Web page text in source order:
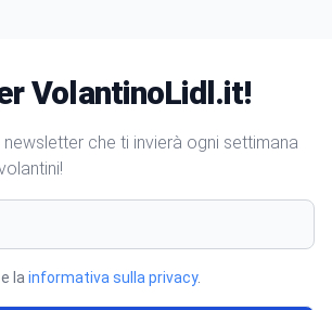
VolantinoLidl.it!
newsletter che ti invierà ogni settimana
lainformativa sulla privacy.